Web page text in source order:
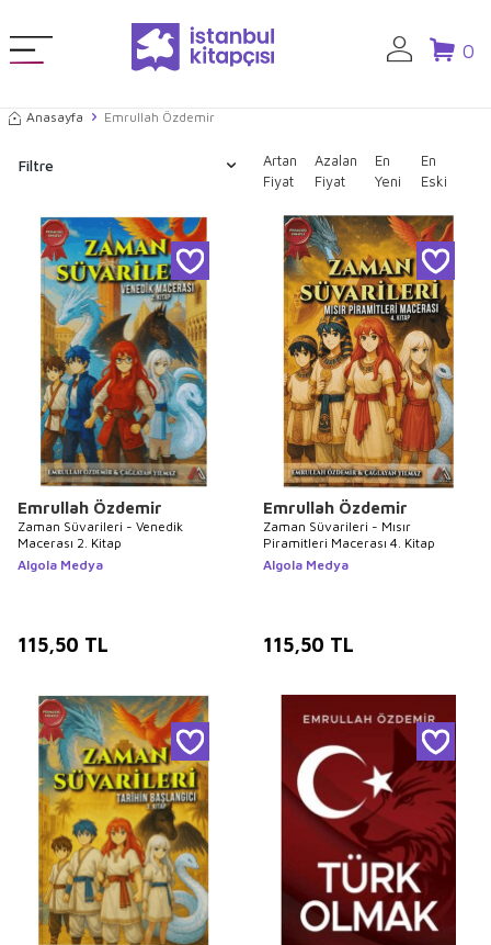
0
Anasayfa Emrullah Özdemir
Filtre
Artan
Fiyat
Azalan
Fiyat
En
Yeni
En
Eski
Emrullah Özdemir
Zaman Süvarileri - Venedik
Macerası 2. Kitap
Algola Medya
115,50 TL
Emrullah Özdemir
Zaman Süvarileri - Mısır
Piramitleri Macerası 4. Kitap
Algola Medya
115,50 TL